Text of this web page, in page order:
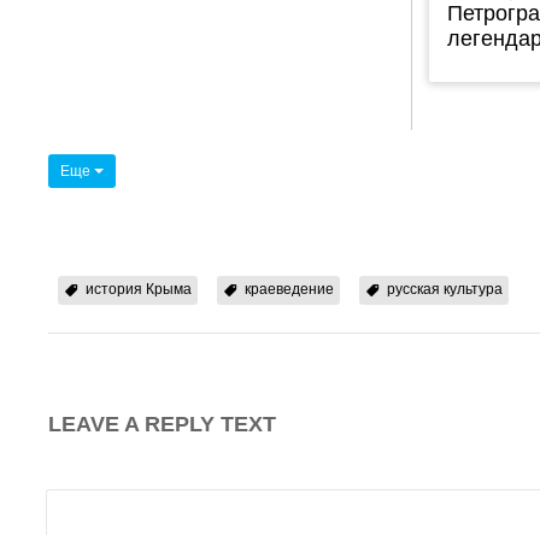
Еще
история Крыма краеведение русская культура
LEAVE A REPLY TEXT